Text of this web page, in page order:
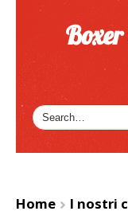
Home I nostri